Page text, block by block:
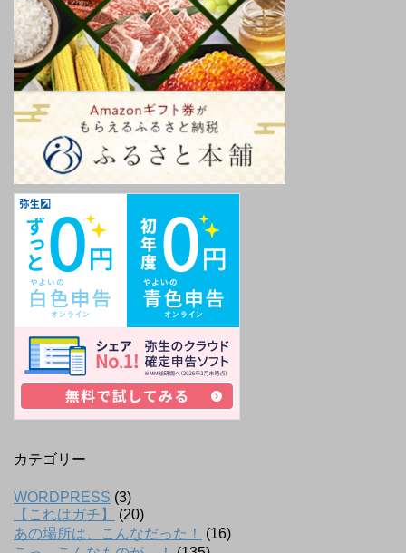
カテゴリー
WORDPRESS (3)
【これはガチ】
(20)
あの場所は、こんなだった！
(16)